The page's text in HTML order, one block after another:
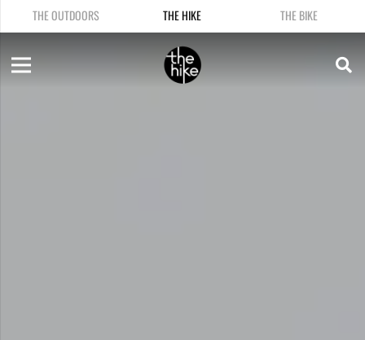
THE OUTDOORS THE HIKE THE BIKE